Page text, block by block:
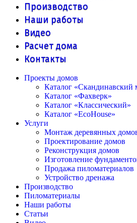
Производство
Наши работы
Видео
Расчет дома
Контакты
Проекты домов
Каталог «Скандинавский
Каталог «Фахверк»
Каталог «Классический»
Каталог «EcoHouse»
Услуги
Монтаж деревянных
Проектирование домов
Реконструкция домов
Изготовление
Продажа пиломатериалов
Устройство дренажа
Производство
Пиломатериалы
Наши работы
Статьи